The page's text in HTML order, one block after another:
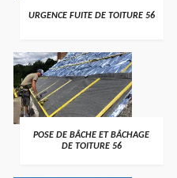
>
URGENCE FUITE DE TOITURE 56
>
POSE DE BÂCHE ET BÂCHAGE
DE TOITURE 56